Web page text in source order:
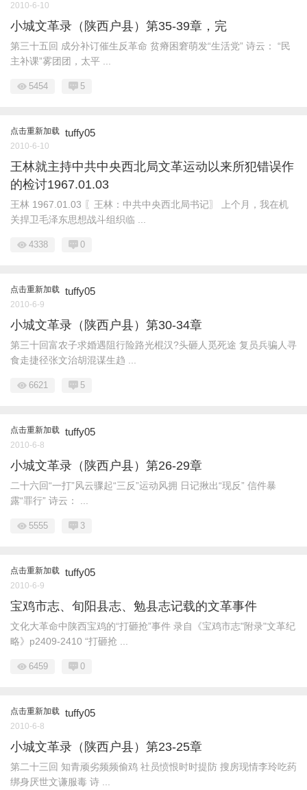
2010-6-10
小城文革录（陕西户县）第35-39章，完
第三十五回 成分补订催生反革命 贫瘠困窘萌发“生活党” 诗云： “民
主补课”雾团团，太平 ...
5454 5
点击重新加载 tuffy05
2010-6-10
王林就主持中共中央西北局文革运动以来所犯错误作
的检讨1967.01.03
王林 1967.01.03 〖王林：中共中央西北局书记〗 上个月，我在机
关捍卫毛泽东思想战斗组织临 ...
4338 0
点击重新加载 tuffy05
2010-6-9
小城文革录（陕西户县）第30-34章
第三十回富农子求婚遇阻行险路光棍汉?头砸人觅死途 复员兵骗人寻
食走捷径张文治胡混谋生趋 ...
6621 5
点击重新加载 tuffy05
2010-6-8
小城文革录（陕西户县）第26-29章
二十六回“一打”风云骤起“三反”运动风拥 日记揪出“现反” 信件暴
露“罪行” 诗云： ...
5555 3
点击重新加载 tuffy05
2010-6-9
宝鸡市志、旬阳县志、勉县志记载的文革事件
文化大革命中陕西宝鸡的“打砸抢”事件 录自《宝鸡市志"附录"文革纪
略》p2409-2410 “打砸抢 ...
6459 0
点击重新加载 tuffy05
2010-6-8
小城文革录（陕西户县）第23-25章
第二十三回 知青顽劣频频偷鸡 社员愤恨时时提防 搜房现情李玲吃药
绑身厌世文谦服毒 诗 ...